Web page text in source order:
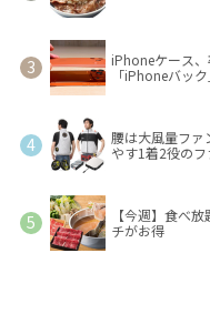
iPhoneケース
「iPhoneバッ
腰は大風量ファ
やす1着2役の
【今週】食べ
チがお得